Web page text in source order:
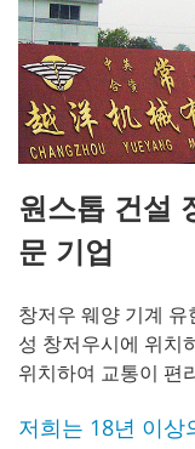
원스톱 건설
문 기업
창저우 웨양 기계
성 창저우시에 위치
위치하여 교통이 편
저희는 18년 이상